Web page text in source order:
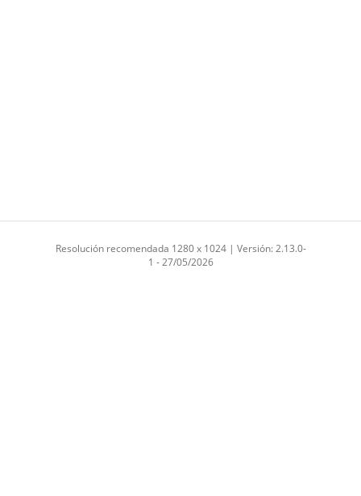
Resolución recomendada 1280 x 1024 | Versión: 2.13.0-
1 - 27/05/2026